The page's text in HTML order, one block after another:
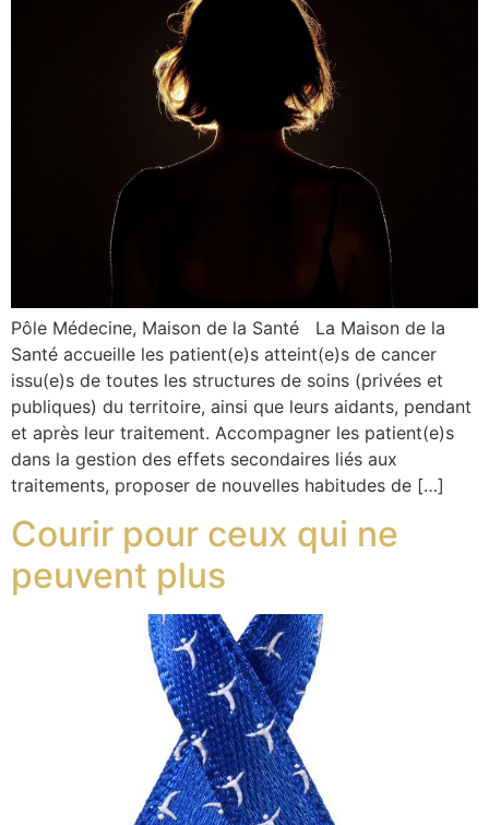
Pôle Médecine, Maison de la Santé La Maison de la
Santé accueille les patient(e)s atteint(e)s de cancer
issu(e)s de toutes les structures de soins (privées et
publiques) du territoire, ainsi que leurs aidants, pendant
et après leur traitement. Accompagner les patient(e)s
dans la gestion des effets secondaires liés aux
traitements, proposer de nouvelles habitudes de […]
Courir pour ceux qui ne
peuvent plus